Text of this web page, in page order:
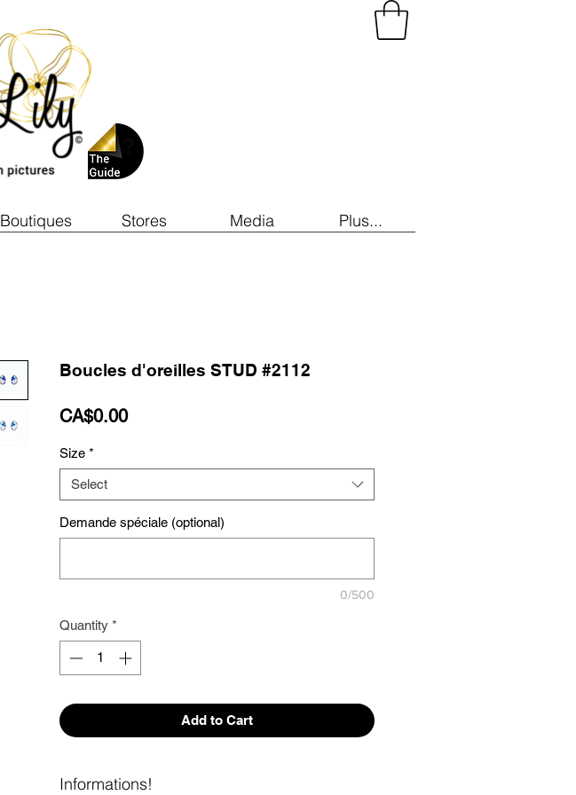
Boutiques Stores Media Plus...
Boucles d'oreilles STUD #2112
CA$0.00Price
Size *
Select
Demande spéciale (optional)
0/500
Quantity *
Add to Cart
Informations!